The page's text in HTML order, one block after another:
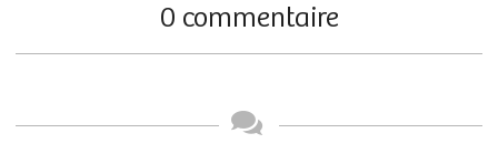
0 commentaire